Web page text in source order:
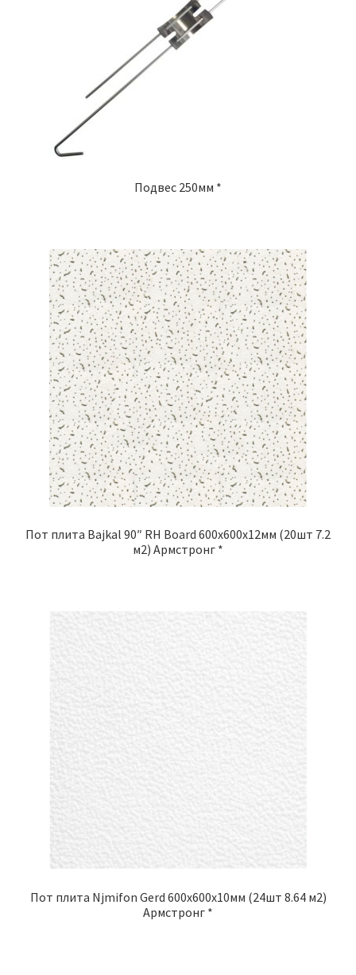
Подвес 250мм *
Пот плита Bajkal 90″ RH Board 600x600x12мм (20шт 7.2
м2) Армстронг *
Пот плита Njmifon Gerd 600x600x10мм (24шт 8.64 м2)
Армстронг *